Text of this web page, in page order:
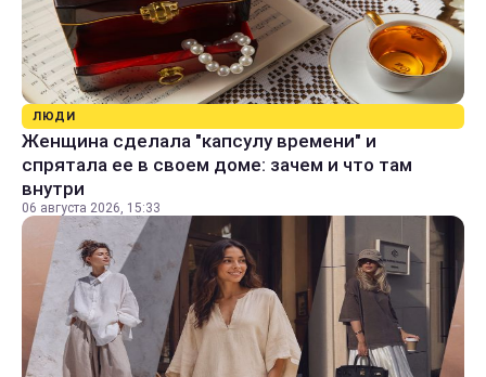
ЛЮДИ
Женщина сделала "капсулу времени" и
спрятала ее в своем доме: зачем и что там
внутри
06 августа 2026, 15:33